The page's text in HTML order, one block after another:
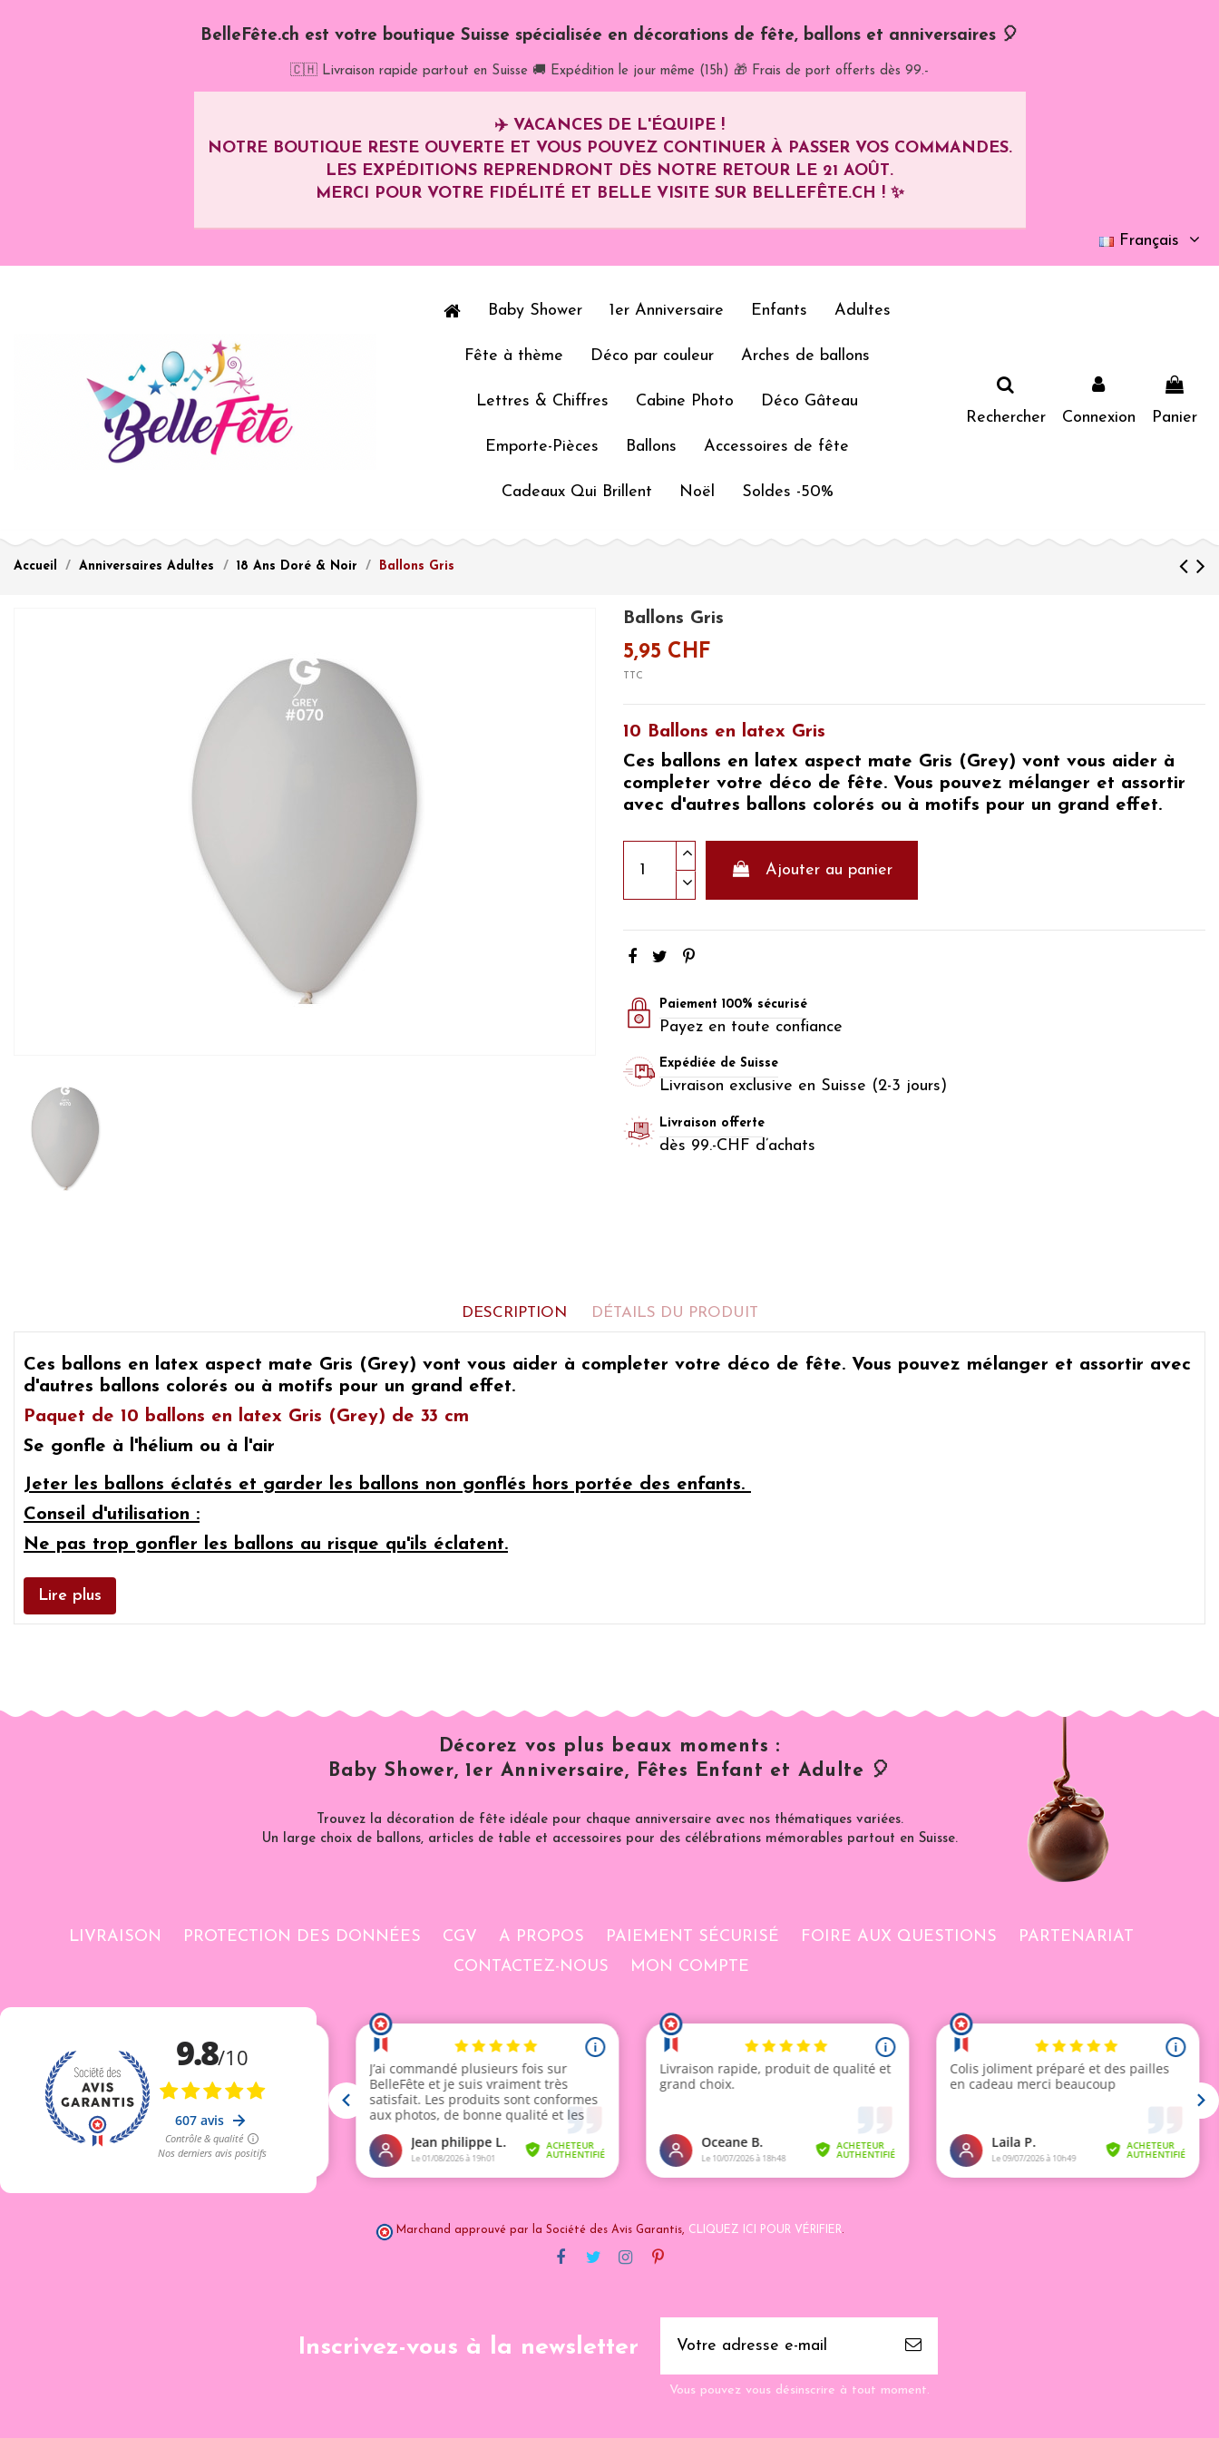
BelleFête.ch est votre boutique Suisse spécialisée en décorations de fête, ballons et anniversaires 🎈
🇨🇭 Livraison rapide partout en Suisse 🚚 Expédition le jour même (15h) 🎁 Frais de port offerts dès 99.-
✈️ VACANCES DE L'ÉQUIPE !
NOTRE BOUTIQUE RESTE OUVERTE ET VOUS POUVEZ CONTINUER À PASSER VOS COMMANDES.
LES EXPÉDITIONS REPRENDRONT DÈS NOTRE RETOUR LE 21 AOÛT.
MERCI POUR VOTRE FIDÉLITÉ ET BELLE VISITE SUR BELLEFÊTE.CH ! ✨
Français
Baby Shower 1er Anniversaire Enfants Adultes
Fête à thème Déco par couleur Arches de ballons
Lettres & Chiffres Cabine Photo Déco Gâteau
Emporte-Pièces Ballons Accessoires de fête
Cadeaux Qui Brillent Noël Soldes -50%
Rechercher Connexion Panier
Accueil Anniversaires Adultes 18 Ans Doré & Noir Ballons Gris
Ballons Gris
5,95 CHF
TTC
10 Ballons en latex Gris
Ces ballons en latex aspect mate Gris (Grey) vont vous aider à
completer votre déco de fête. Vous pouvez mélanger et assortir
avec d'autres ballons colorés ou à motifs pour un grand effet.
Ajouter au panier
Paiement 100% sécurisé
Payez en toute confiance
Expédiée de Suisse
Livraison exclusive en Suisse (2-3 jours)
Livraison offerte
dès 99.-CHF d’achats
DESCRIPTION DÉTAILS DU PRODUIT
Ces ballons en latex aspect mate Gris (Grey) vont vous aider à completer votre déco de fête. Vous pouvez mélanger et assortir avec
d'autres ballons colorés ou à motifs pour un grand effet.
Paquet de 10 ballons en latex Gris (Grey) de 33 cm
Se gonfle à l'hélium ou à l'air
Jeter les ballons éclatés et garder les ballons non gonflés hors portée des enfants.
Conseil d'utilisation :
Ne pas trop gonfler les ballons au risque qu'ils éclatent.
Lire plus
Décorez vos plus beaux moments :
Baby Shower, 1er Anniversaire, Fêtes Enfant et Adulte 🎈
Trouvez la décoration de fête idéale pour chaque anniversaire avec nos thématiques variées.
Un large choix de ballons, articles de table et accessoires pour des célébrations mémorables partout en Suisse.
LIVRAISON PROTECTION DES DONNÉES CGV A PROPOS PAIEMENT SÉCURISÉ FOIRE AUX QUESTIONS
PARTENARIAT
CONTACTEZ-NOUS
MON COMPTE
Marchand approuvé par la Société des Avis Garantis, CLIQUEZ ICI POUR VÉRIFIER.
Inscrivez-vous à la newsletter
Vous pouvez vous désinscrire à tout moment.